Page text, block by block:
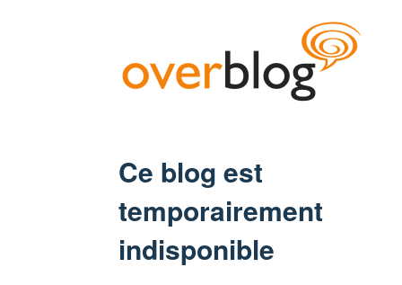
Ce blog est
temporairement
indisponible